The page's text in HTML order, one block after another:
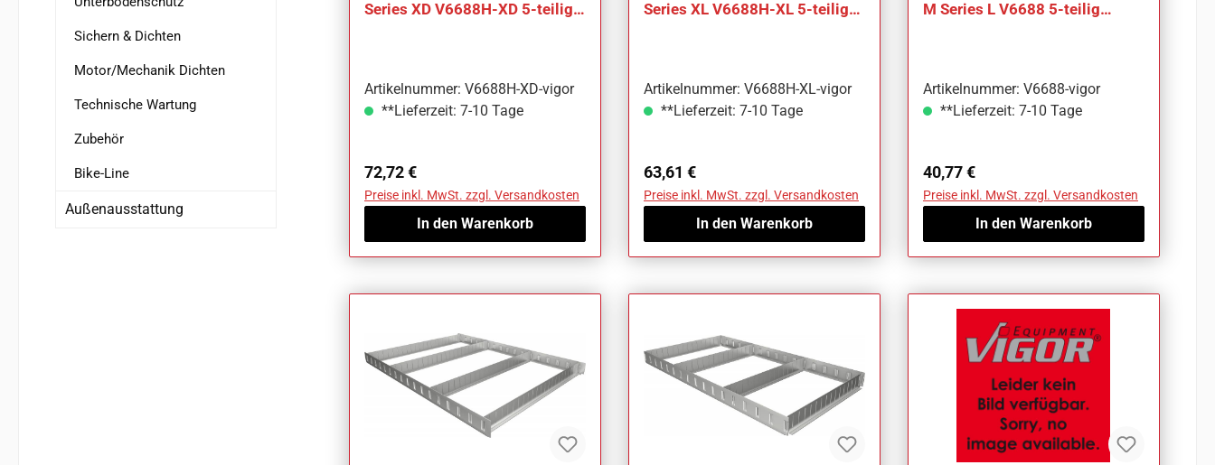
Sichern & Dichten
Motor/Mechanik Dichten
Technische Wartung
Zubehör
Bike-Line
Außenausstattung
Series XD V6688H-XD 5-teilig
Artikelnummer: V6688H-XD-vigor
**Lieferzeit: 7-10 Tage
Regulärer Preis:
72,72 €
Preise inkl. MwSt. zzgl. Versandkosten
In den Warenkorb
Series XL V6688H-XL 5-teilig
Artikelnummer: V6688H-XL-vigor
**Lieferzeit: 7-10 Tage
Regulärer Preis:
63,61 €
Preise inkl. MwSt. zzgl. Versandkosten
In den Warenkorb
M Series L V6688 5-teilig
Artikelnummer: V6688-vigor
**Lieferzeit: 7-10 Tage
Regulärer Preis:
40,77 €
Preise inkl. MwSt. zzgl. Versandkosten
In den Warenkorb